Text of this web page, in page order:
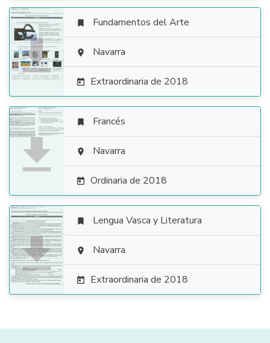

 Fundamentos del Arte
 Navarra
 Extraordinaria de 2018

 Francés
 Navarra
 Ordinaria de 2018

 Lengua Vasca y Literatura
 Navarra
 Extraordinaria de 2018